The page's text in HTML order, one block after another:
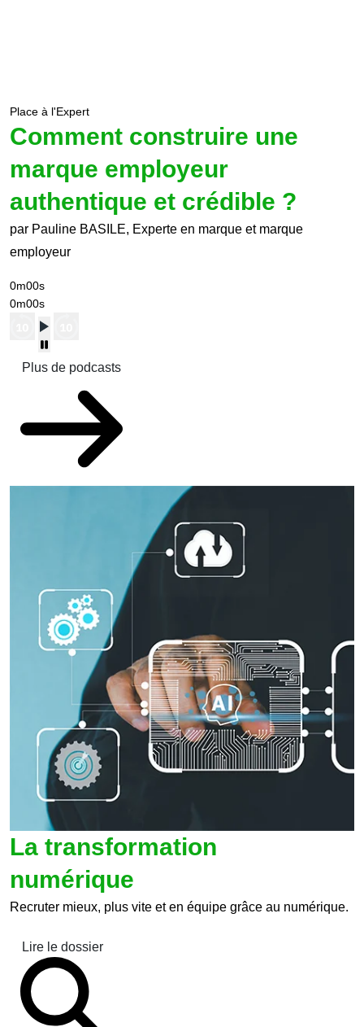
Place à l'Expert
Comment construire une
marque employeur
authentique et crédible ?
par Pauline BASILE, Experte en marque et marque
employeur
0m00s
0m00s
Plus de podcasts
La transformation
numérique
Recruter mieux, plus vite et en équipe grâce au numérique.
Lire le dossier